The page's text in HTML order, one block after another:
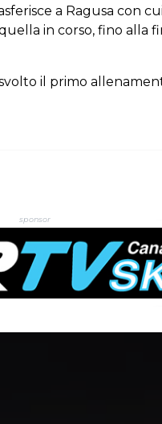
a Ragusa con
in corso, fino alla
il primo